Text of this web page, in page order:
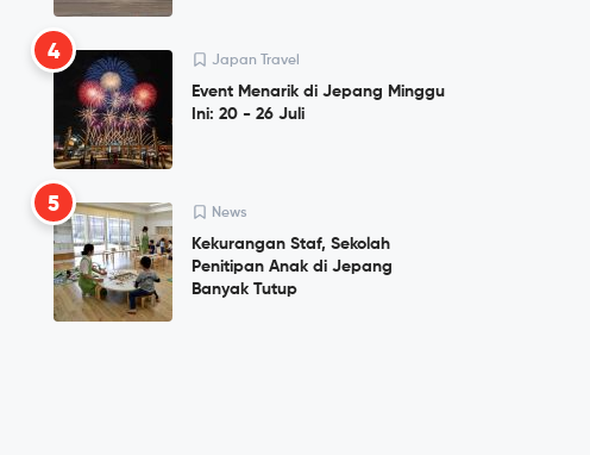
4 Japan Travel
Event Menarik di Jepang Minggu
Ini: 20 - 26 Juli
5 News
Kekurangan Staf, Sekolah
Penitipan Anak di Jepang
Banyak Tutup